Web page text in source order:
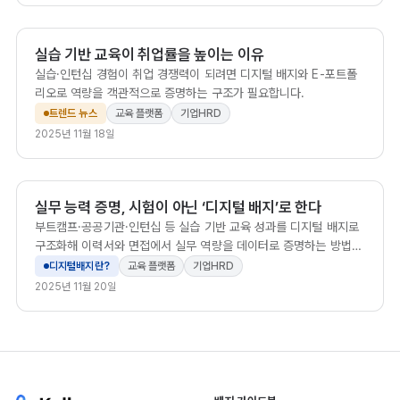
실습 기반 교육이 취업률을 높이는 이유
실습·인턴십 경험이 취업 경쟁력이 되려면 디지털 배지와 E-포트폴
리오로 역량을 객관적으로 증명하는 구조가 필요합니다.
트렌드 뉴스 교육 플랫폼
기업HRD
2025년 11월 18일
실무 능력 증명, 시험이 아닌 ‘디지털 배지’로 한다
부트캠프·공공기관·인턴십 등 실습 기반 교육 성과를 디지털 배지로
구조화해 이력서와 면접에서 실무 역량을 데이터로 증명하는 방법을
소개합니다.
디지털배지란? 교육 플랫폼
기업HRD
2025년 11월 20일